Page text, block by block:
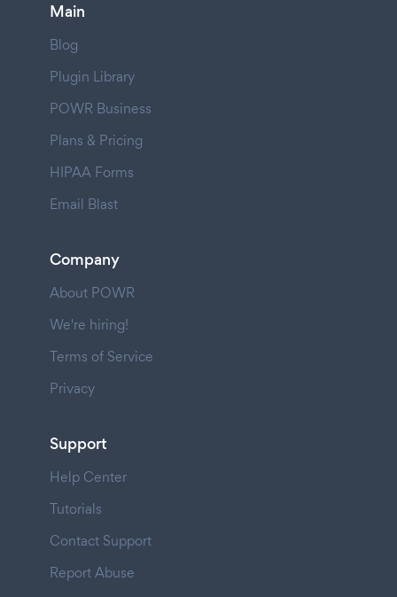
Main
Blog
Plugin Library
POWR Business
Plans & Pricing
HIPAA Forms
Email Blast
Company
About POWR
We're hiring!
Terms of Service
Privacy
Support
Help Center
Tutorials
Contact Support
Report Abuse